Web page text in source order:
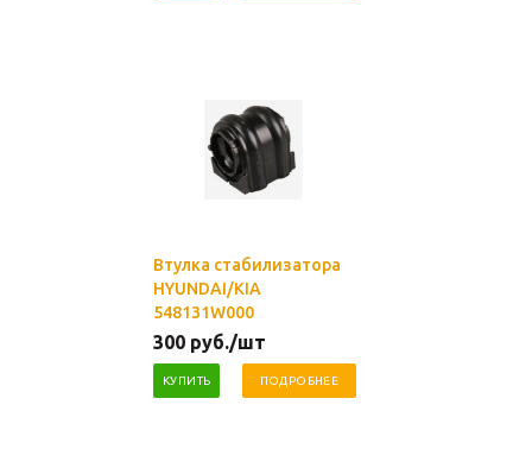
Втулка стабилизатора
HYUNDAI/KIA
548131W000
300 руб./шт
КУПИТЬ ПОДРОБНЕЕ